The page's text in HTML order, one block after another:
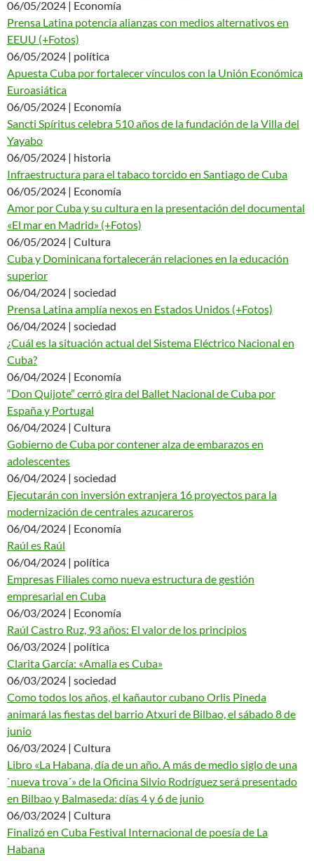
06/05/2024 | Economía
Prensa Latina potencia alianzas con medios alternativos en
EEUU (+Fotos)
06/05/2024 | política
Apuesta Cuba por fortalecer vínculos con la Unión Económica
Euroasiática
06/05/2024 | Economía
Sancti Spíritus celebra 510 años de la fundación de la Villa del
Yayabo
06/05/2024 | historia
Infraestructura para el tabaco torcido en Santiago de Cuba
06/05/2024 | Economía
Amor por Cuba y su cultura en la presentación del documental
«El mar en Madrid» (+Fotos)
06/05/2024 | Cultura
Cuba y Dominicana fortalecerán relaciones en la educación
superior
06/04/2024 | sociedad
Prensa Latina amplía nexos en Estados Unidos (+Fotos)
06/04/2024 | sociedad
¿Cuál es la situación actual del Sistema Eléctrico Nacional en
Cuba?
06/04/2024 | Economía
“Don Quijote” cerró gira del Ballet Nacional de Cuba por
España y Portugal
06/04/2024 | Cultura
Gobierno de Cuba por contener alza de embarazos en
adolescentes
06/04/2024 | sociedad
Ejecutarán con inversión extranjera 16 proyectos para la
modernización de centrales azucareros
06/04/2024 | Economía
Raúl es Raúl
06/04/2024 | política
Empresas Filiales como nueva estructura de gestión
empresarial en Cuba
06/03/2024 | Economía
Raúl Castro Ruz, 93 años: El valor de los principios
06/03/2024 | política
Clarita García: «Amalia es Cuba»
06/03/2024 | sociedad
Como todos los años, el kañautor cubano Orlis Pineda
animará las fiestas del barrio Atxuri de Bilbao, el sábado 8 de
junio
06/03/2024 | Cultura
Libro «La Habana, día de un año. A más de medio siglo de una
`nueva trova´» de la Oficina Silvio Rodríguez será presentado
en Bilbao y Balmaseda: días 4 y 6 de junio
06/03/2024 | Cultura
Finalizó en Cuba Festival Internacional de poesía de La
Habana